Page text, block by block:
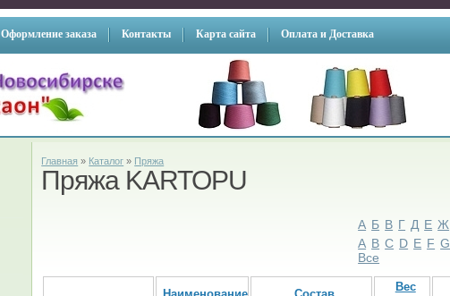
Оформление заказа Контакты Карта сайта Оплата и Доставка
Главная » Каталог » Пряжа
Пряжа KARTOPU
А Б В Г Д Е Ж
A B C D E F G
Все
Вес